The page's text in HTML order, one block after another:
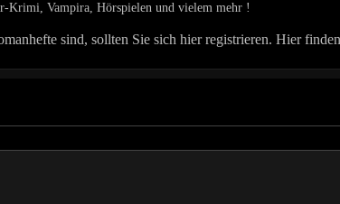
Krimi, Vampira, Hörspielen und vielem mehr !
sind, sollten Sie sich hier registrieren. Hier